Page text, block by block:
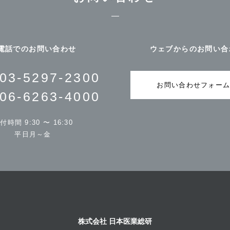
話でのお問い合わせ
03-5297-2300
06-6263-4000
時間 9:30 〜 16:30
平日月～金
ウェブからのお問い合
お問い合わせフォー
株式会社 日本医業総研